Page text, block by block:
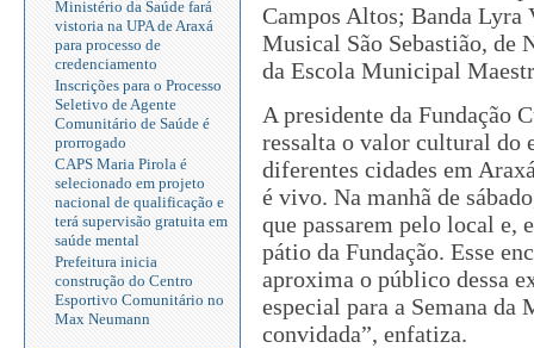
Ministério da Saúde fará
vistoria na UPA de Araxá
para processo de
credenciamento
Inscrições para o Processo
Seletivo de Agente
Comunitário de Saúde é
prorrogado
CAPS Maria Pirola é
selecionado em projeto
nacional de qualificação e
terá supervisão gratuita em
saúde mental
Prefeitura inicia
construção do Centro
Esportivo Comunitário no
Max Neumann
Campos Altos; Banda
Musical São Sebastião, de
da Escola Municipal
A presidente da Fundação
ressalta o valor cultural do
diferentes cidades em
é vivo. Na manhã de
que passarem pelo local e,
pátio da Fundação. Esse
aproxima o público dessa
especial para a Semana da
convidada”, enfatiza.